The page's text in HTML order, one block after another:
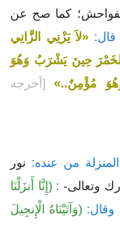
الفواحش؛ كما صح عن
«لاَ يَزْنِي الزَّانِي
حِينَ يَشْرَبُ وَهُوَ
مُؤْمِنٌ..»
[أخرجه
من عنده: نور
وتعالى- : (إِنَّا أَنزَلْنَا
وقال: (وَآتَيْنَاهُ الْإِنجِيلَ